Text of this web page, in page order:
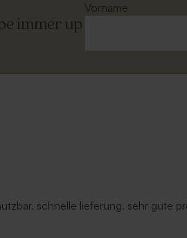
immer up
Vorname
schnelle lieferung. sehr gute